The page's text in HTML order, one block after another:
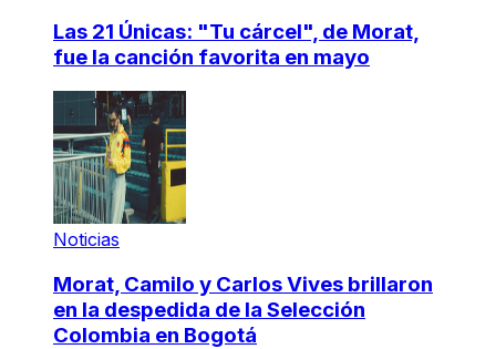
Las 21 Únicas: "Tu cárcel", de Morat,
fue la canción favorita en mayo
Noticias
Morat, Camilo y Carlos Vives brillaron
en la despedida de la Selección
Colombia en Bogotá